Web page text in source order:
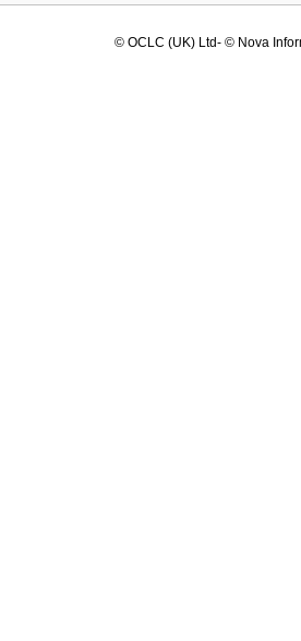
© OCLC (UK) Ltd- © Nova